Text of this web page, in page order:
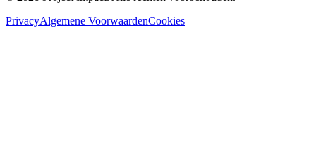
PrivacyAlgemene VoorwaardenCookies